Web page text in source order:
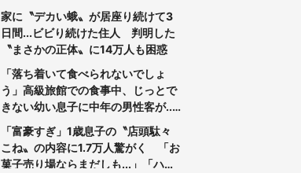
ま...」（茨城県・70代男性）
家に〝デカい蛾〟が居座り続けて3
日間...ビビり続けた住人 判明した
〝まさかの正体〟に14万人も困惑
「落ち着いて食べられないでしょ
う」高級旅館での食事中、じっとで
きない幼い息子に中年の男性客が...
（東京都・40代男性）
「富豪すぎ」1歳息子の〝店頭駄々
こね〟の内容に1.7万人驚がく 「お
菓子売り場ならまだしも...」「ハー